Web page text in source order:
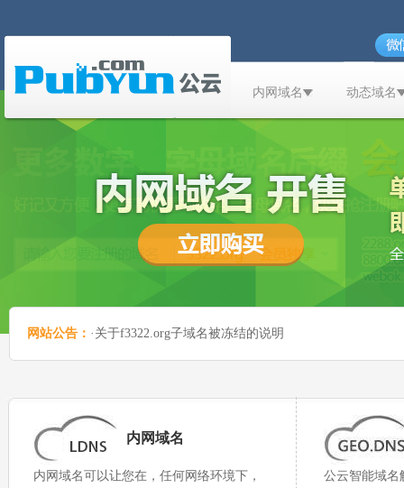
内网域名 动态域名
网站公告： ·关于f3322.org子域名被冻结的说明
网站公告：·公云实名制认证上线公告
内网域名
内网域名可以让您在，任何网络环境下，
公云智能域名